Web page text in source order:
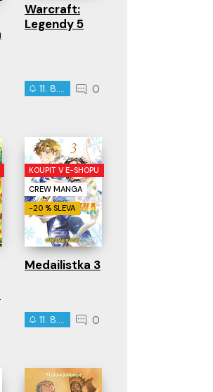
Warcraft:
Legendy 5
11. 8. 2026 0
KOUPIT V E-SHOPU
CREW MANGA
-20 % SLEVA
Medailistka 3
11. 8. 2026 0